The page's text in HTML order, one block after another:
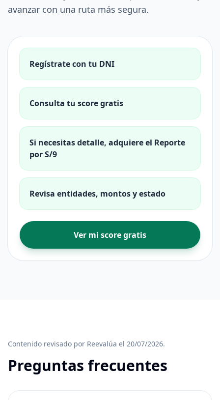
avanzar con una ruta más segura.
Regístrate con tu DNI
Consulta tu score gratis
Si necesitas detalle, adquiere el Reporte
por S/9
Revisa entidades, montos y estado
Ver mi score gratis
Contenido revisado por Reevalúa el 20/07/2026.
Preguntas frecuentes